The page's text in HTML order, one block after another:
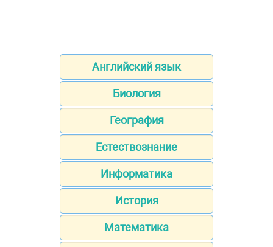
Английский язык
Биология
География
Естествознание
Информатика
История
Математика